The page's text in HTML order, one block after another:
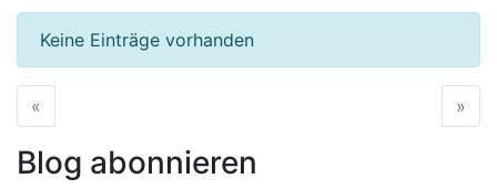
Keine Einträge vorhanden
« »
Blog abonnieren